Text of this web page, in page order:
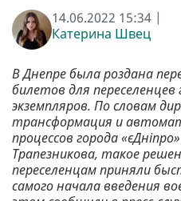
14.06.2022 15:34 |
Катерина Швец
В Днепре была роздана
билетов для
экземпляров. По словам
трансформация и
процессов города
Трапезникова, такое
переселенцам приняли
самого начала введения